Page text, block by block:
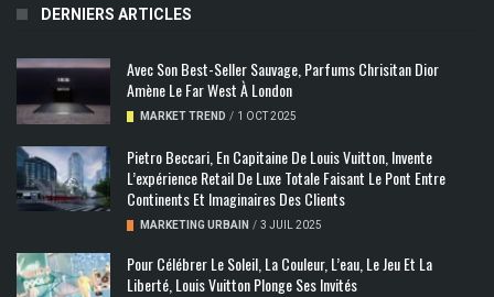
DERNIERS ARTICLES
Avec Son Best-Seller Sauvage, Parfums Chrisitan Dior
Amène Le Far West À London
MARKET TREND / 1 OCT 2025
Pietro Beccari, En Capitaine De Louis Vuitton, Invente
L’expérience Retail De Luxe Totale Faisant Le Pont Entre
Continents Et Imaginaires Des Clients
MARKETING URBAIN / 3 JUIL 2025
Pour Célébrer Le Soleil, La Couleur, L’eau, Le Jeu Et La
Liberté, Louis Vuitton Plonge Ses Invités